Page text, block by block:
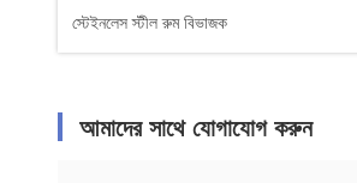
স্টেইনলেস স্টীল রুম বিভাজক
আমাদের সাথে যোগাযোগ করুন